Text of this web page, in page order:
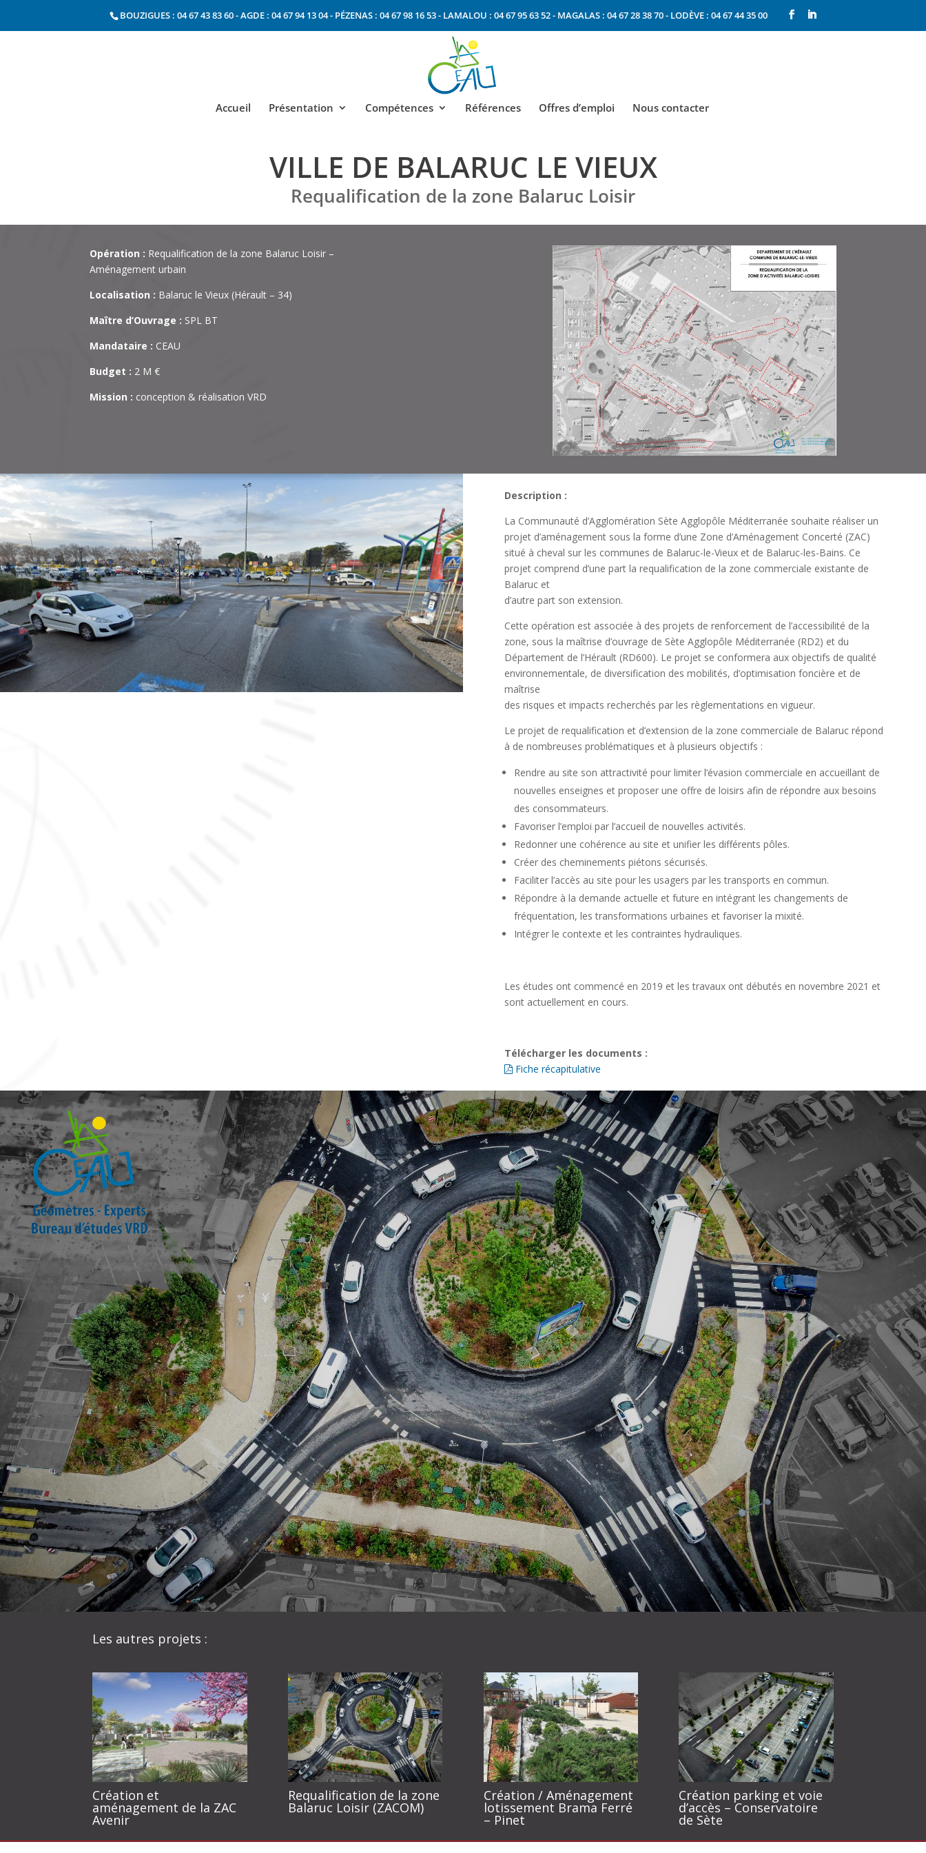
BOUZIGUES : 04 67 43 83 60-AGDE : 04 67 94 13 04- PÉZENAS : 04 67 98 16 53- LAMALOU : 04 67 95 63 52- MAGALAS : 04 67 28 38 70- LODÈVE : 04 67 44 35 00
Accueil Présentation Compétences Références Offres d’emploi Nous contacter
VILLE DE BALARUC LE VIEUX
Requalification de la zone Balaruc Loisir
Opération : Requalification de la zone Balaruc Loisir –
Aménagement urbain
Localisation : Balaruc le Vieux (Hérault – 34)
Maître d’Ouvrage : SPL BT
Mandataire : CEAU
Budget : 2 M €
Mission : conception & réalisation VRD
Description :
La Communauté d’Agglomération Sète Agglopôle Méditerranée souhaite réaliser un
projet d’aménagement sous la forme d’une Zone d’Aménagement Concerté (ZAC)
situé à cheval sur les communes de Balaruc-le-Vieux et de Balaruc-les-Bains. Ce
projet comprend d’une part la requalification de la zone commerciale existante de
Balaruc et
d’autre part son extension.
Cette opération est associée à des projets de renforcement de l’accessibilité de la
zone, sous la maîtrise d’ouvrage de Sète Agglopôle Méditerranée (RD2) et du
Département de l’Hérault (RD600). Le projet se conformera aux objectifs de qualité
environnementale, de diversification des mobilités, d’optimisation foncière et de
maîtrise
des risques et impacts recherchés par les règlementations en vigueur.
Le projet de requalification et d’extension de la zone commerciale de Balaruc répond
à de nombreuses problématiques et à plusieurs objectifs :
Rendre au site son attractivité pour limiter l’évasion commerciale en accueillant de
nouvelles enseignes et proposer une offre de loisirs afin de répondre aux besoins
des consommateurs.
Favoriser l’emploi par l’accueil de nouvelles activités.
Redonner une cohérence au site et unifier les différents pôles.
Créer des cheminements piétons sécurisés.
Faciliter l’accès au site pour les usagers par les transports en commun.
Répondre à la demande actuelle et future en intégrant les changements de
fréquentation, les transformations urbaines et favoriser la mixité.
Intégrer le contexte et les contraintes hydrauliques.
Les études ont commencé en 2019 et les travaux ont débutés en novembre 2021 et
sont actuellement en cours.
Télécharger les documents :
Fiche récapitulative
Les autres projets :
Création et
aménagement de la ZAC
Avenir
Requalification de la zone
Balaruc Loisir (ZACOM)
Création / Aménagement
lotissement Brama Ferré
– Pinet
Création parking et voie
d’accès – Conservatoire
de Sète